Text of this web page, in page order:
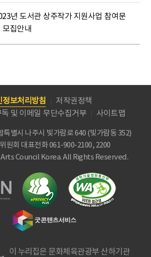
년 도서관 상주작가 지원사업 참여문
모집안내
정보처리방침
저작권정책
및 이메일 무단수집거부
사이트맵
특별시 나주시 빛가람로 640 (빛가람동 352)
원회 대표전화 061-900-2100, 2200
Council Korea. All Rights Reserved.
이 누리집은 문화체육관광부 산하기관